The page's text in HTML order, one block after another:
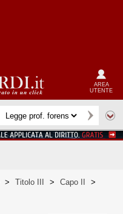
AREA
UTENTE
> Titolo III > Capo II
>